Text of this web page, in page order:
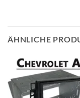
ÄHNLICHE